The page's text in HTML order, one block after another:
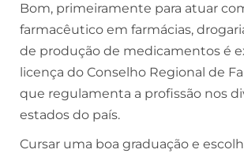
Bom, primeiramente para atuar
farmacêutico em farmácias,
de produção de medicamentos é
licença do Conselho Regional de
que regulamenta a profissão nos
estados do país.
Cursar uma boa graduação e